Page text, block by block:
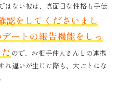
はない彼は、真面目な性格も手伝
認をしてくださいまし
ートの報告機能をしっ
ので、お相手仲人さんとの連携
れ違いが生じた際も、大ごとにな